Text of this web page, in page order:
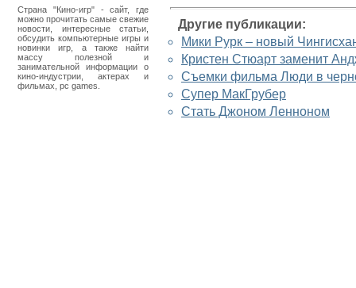
Страна "Кино-игр" - сайт, где
можно прочитать самые свежие
новости, интересные статьи,
обсудить компьютерные игры и
новинки игр, а также найти
массу полезной и
занимательной информации о
кино-индустрии, актерах и
фильмах, pc games.
Другие публикации:
Мики Рурк – новый
Кристен Стюарт заменит
Съемки фильма Люди в
Супер МакГрубер
Стать Джоном Ленноном